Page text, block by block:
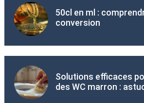
50cl en ml :
conversion
Solutions efficaces
des WC marron :